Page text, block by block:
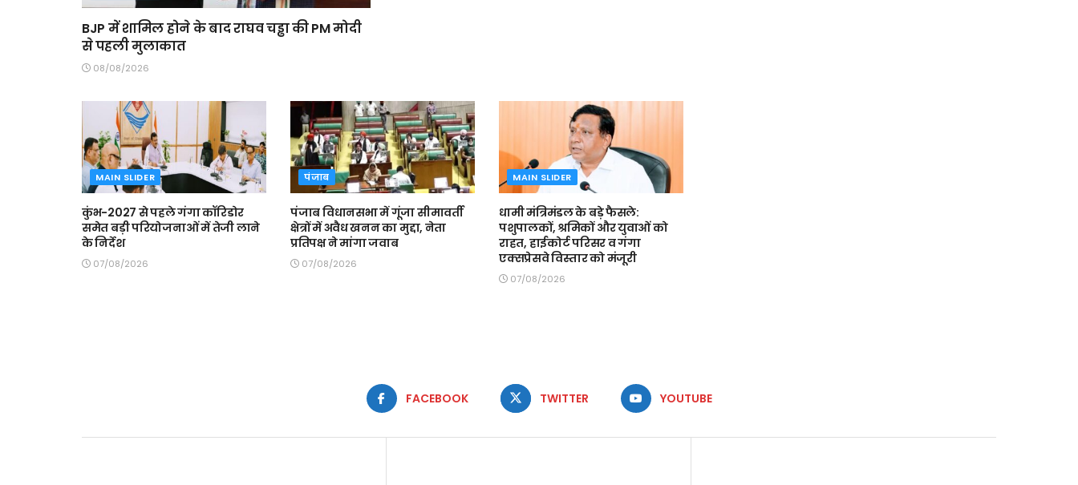
BJP में शामिल होने के बाद राघव चड्ढा की PM मोदी
से पहली मुलाकात
08/08/2026
MAIN SLIDER
कुंभ-2027 से पहले गंगा कॉरिडोर
समेत बड़ी परियोजनाओं में तेजी लाने
के निर्देश
07/08/2026
पंजाब
पंजाब विधानसभा में गूंजा सीमावर्ती
क्षेत्रों में अवैध खनन का मुद्दा, नेता
प्रतिपक्ष ने मांगा जवाब
07/08/2026
MAIN SLIDER
धामी मंत्रिमंडल के बड़े फैसले:
पशुपालकों, श्रमिकों और युवाओं को
राहत, हाईकोर्ट परिसर व गंगा
एक्सप्रेसवे विस्तार को मंजूरी
07/08/2026
FACEBOOK TWITTER YOUTUBE